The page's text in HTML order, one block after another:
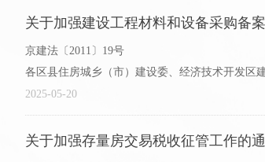
关于加强建设工程材料和设备采购备
京建法〔2011〕19号
各区县住房城乡（市）建设委、经济技术开发区
为实现本市建设工程材料和设备使用全过程可追
料..
2025-05-20
关于加强存量房交易税收征管工作的